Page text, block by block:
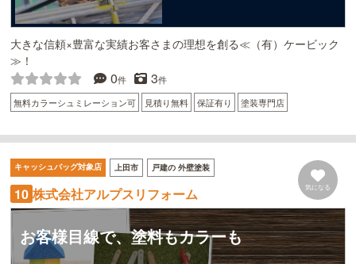
大きな信頼×豊富な実績お客さまの理想を創る≪（有）ケービック
≫！
0件 3件
無料カラーシュミレーション可 見積り無料 保証有り 塗装専門店
キャッシュバッグ対象店 上田市 戸建の 外壁塗装
10 株式会社アルプスリフォーム 気になる
お客様目線で、塗料もカラーも